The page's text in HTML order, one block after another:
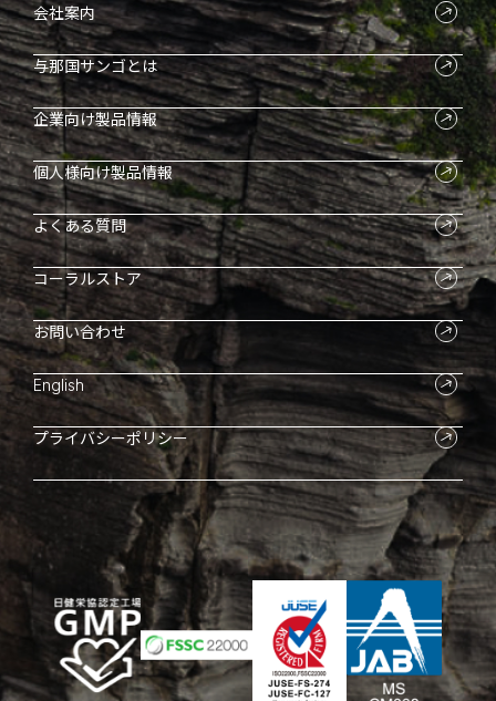
会社案内
与那国サンゴとは
企業向け製品情報
個人様向け製品情報
よくある質問
コーラルストア
お問い合わせ
English
プライバシーポリシー